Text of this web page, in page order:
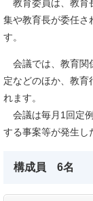
教育委員は、教育
集や教育長が委任さ
す。
会議では、教育関
定などのほか、教育
れます。
会議は毎月1回定
する事案等が発生し
構成員 6名